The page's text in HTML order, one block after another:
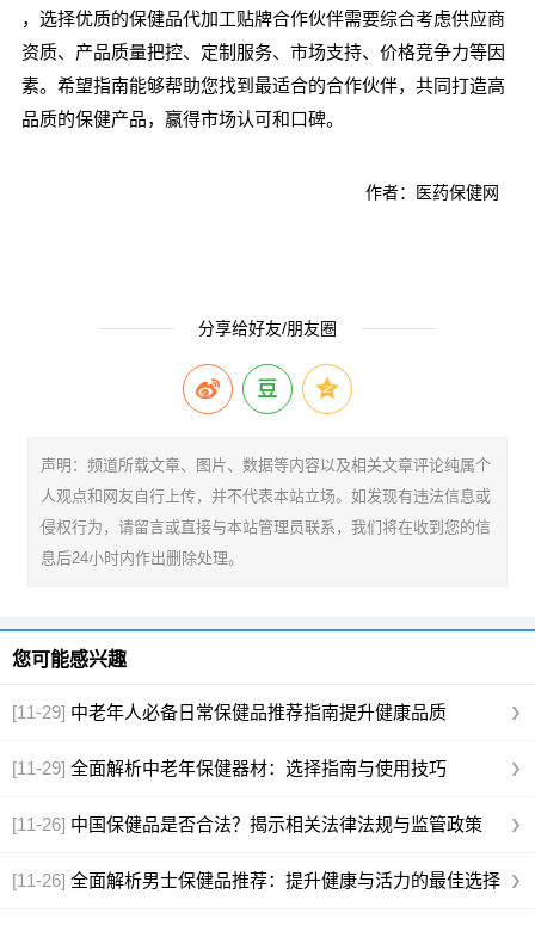
，选择优质的保健品代加工贴牌合作伙伴需要综合考虑供应商
资质、产品质量把控、定制服务、市场支持、价格竞争力等因
素。希望指南能够帮助您找到最适合的合作伙伴，共同打造高
品质的保健产品，赢得市场认可和口碑。
作者：医药保健网
分享给好友/朋友圈
声明：频道所载文章、图片、数据等内容以及相关文章评论纯属个
人观点和网友自行上传，并不代表本站立场。如发现有违法信息或
侵权行为，请留言或直接与本站管理员联系，我们将在收到您的信
息后24小时内作出删除处理。
您可能感兴趣
[11-29] 中老年人必备日常保健品推荐指南提升健康品质
[11-29] 全面解析中老年保健器材：选择指南与使用技巧
[11-26] 中国保健品是否合法？揭示相关法律法规与监管政策
[11-26] 全面解析男士保健品推荐：提升健康与活力的最佳选择